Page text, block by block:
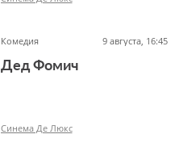
Комедия 9 августа, 16:45
Дед Фомич
Синема Де Люкс